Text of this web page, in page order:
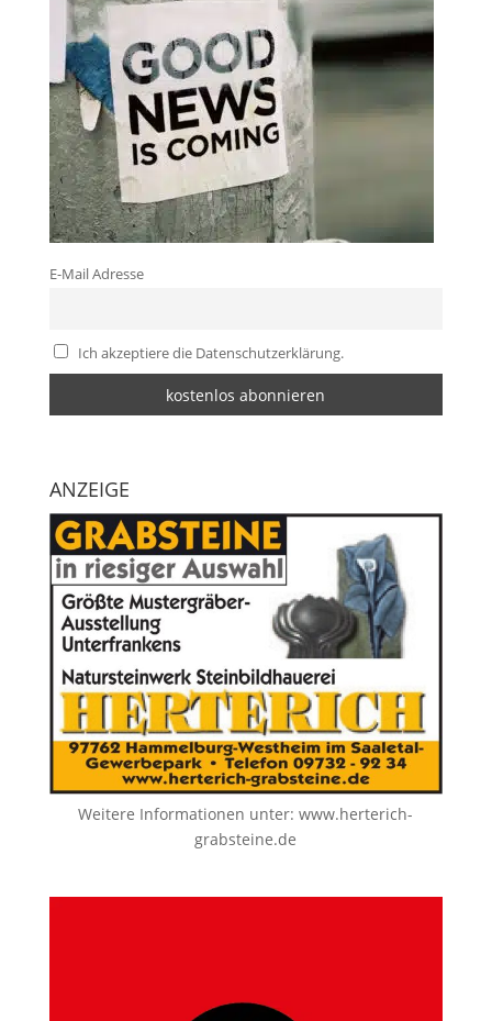
E-Mail Adresse
Ich akzeptiere die Datenschutzerklärung.
ANZEIGE
Weitere Informationen unter:www.herterich-
grabsteine.de